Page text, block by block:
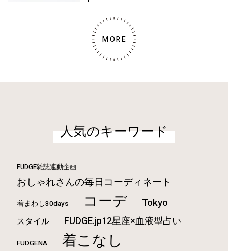
MORE
人気のキーワード
FUDGE雑誌連動企画
おしゃれさんの毎日コーディネート
着まわし30days コーデ Tokyo
スタイル FUDGE.jp12星座×血液型占い
FUDGENA 着こなし